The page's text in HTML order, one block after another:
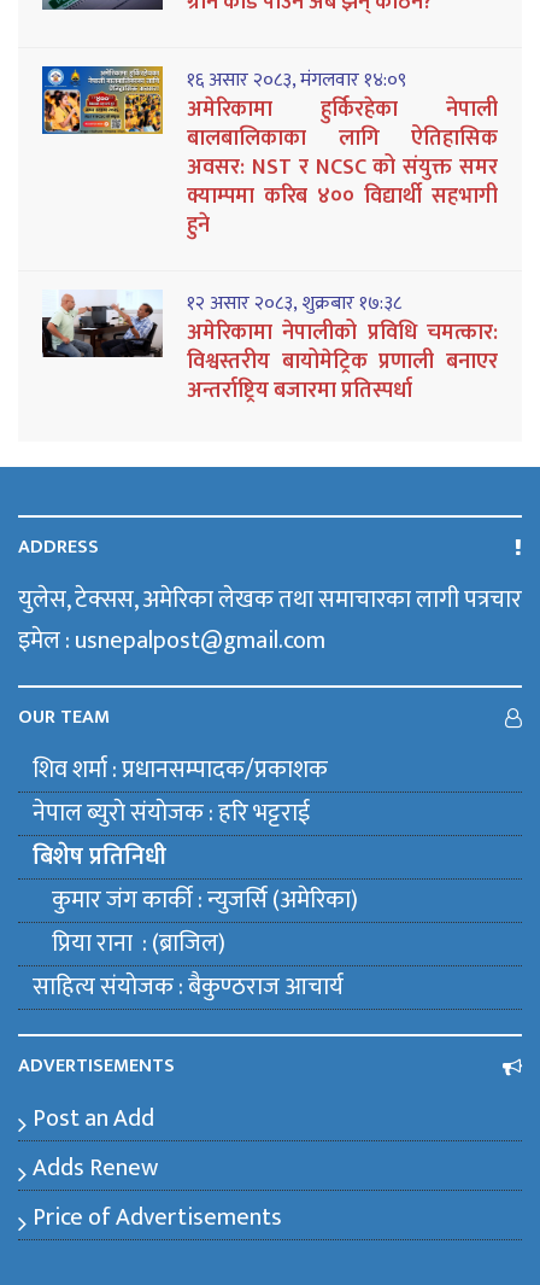
१६ असार २०८३, मंगलवार १४:०९
अमेरिकामा हुर्किरहेका नेपाली
बालबालिकाका लागि ऐतिहासिक
अवसर: NST र NCSC को संयुक्त समर
क्याम्पमा करिब ४०० विद्यार्थी सहभागी
हुने
१२ असार २०८३, शुक्रबार १७:३८
अमेरिकामा नेपालीको प्रविधि चमत्कार:
विश्वस्तरीय बायोमेट्रिक प्रणाली बनाएर
अन्तर्राष्ट्रिय बजारमा प्रतिस्पर्धा
ADDRESS
युलेस, टेक्सस, अमेरिका लेखक तथा समाचारका लागी पत्रचार
इमेल : usnepalpost@gmail.com
OUR TEAM
शिव शर्मा : प्रधानसम्पादक/प्रकाशक
नेपाल ब्युराे संयाेजक : हरि भट्टराई
बिशेष प्रतिनिधी
कुमार जंग कार्की : न्युजर्सि (अमेरिका)
प्रिया राना : (ब्राजिल)
साहित्य संयाेजक : बैकुण्ठराज आचार्य
ADVERTISEMENTS
Post an Add
Adds Renew
Price of Advertisements